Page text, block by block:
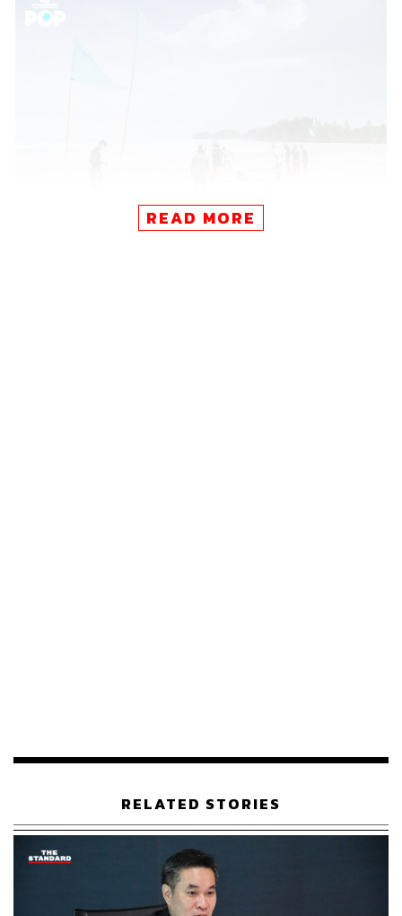
ในงานประกอบไปด้วยบีชไลฟ์สไตล์หลากหลายให้ได้สัมผัส
วัฒนธรรมของการโต้คลื่น ไม่ว่าจะเป็น Surf Clinic โดย
ให้ได้เรียนรู้การเล่นเซิร์ฟและพัฒนาสกิลใน
READ MORE
RELATED STORIES